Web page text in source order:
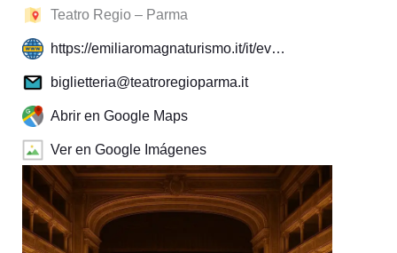
Teatro Regio – Parma
https://emiliaromagnaturismo.it/it/ev…
biglietteria@teatroregioparma.it
Abrir en Google Maps
Ver en Google Imágenes